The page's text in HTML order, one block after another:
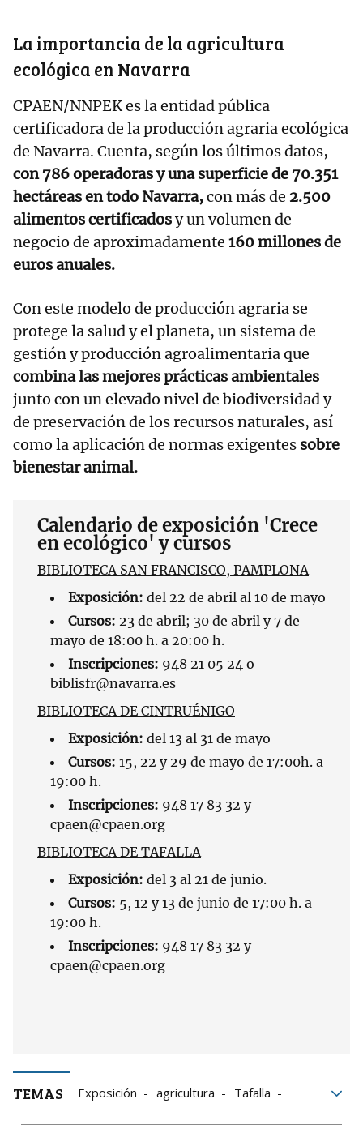
La importancia de la agricultura
ecológica en Navarra
CPAEN/NNPEK es la entidad pública
certificadora de la producción agraria ecológica
de Navarra. Cuenta, según los últimos datos,
con 786 operadoras y una superficie de 70.351
hectáreas en todo Navarra,con más de 2.500
alimentos certificadosy un volumen de
negocio de aproximadamente 160 millones de
euros anuales.
Con este modelo de producción agraria se
protege la salud y el planeta, un sistema de
gestión y producción agroalimentaria que
combina las mejores prácticas ambientales
junto con un elevado nivel de biodiversidad y
de preservación de los recursos naturales, así
como la aplicación de normas exigentes sobre
bienestar animal.
Calendario de exposición 'Crece
en ecológico' y cursos
BIBLIOTECA SAN FRANCISCO, PAMPLONA
Exposición: del 22 de abril al 10 de mayo
Cursos: 23 de abril; 30 de abril y 7 de
mayo de 18:00 h. a 20:00 h.
Inscripciones: 948 21 05 24 o
biblisfr@navarra.es
BIBLIOTECA DE CINTRUÉNIGO
Exposición: del 13 al 31 de mayo
Cursos: 15, 22 y 29 de mayo de 17:00h. a
19:00 h.
Inscripciones: 948 17 83 32 y
cpaen@cpaen.org
BIBLIOTECA DE TAFALLA
Exposición: del 3 al 21 de junio.
Cursos: 5, 12 y 13 de junio de 17:00 h. a
19:00 h.
Inscripciones: 948 17 83 32 y
cpaen@cpaen.org
TEMAS Exposición agricultura
Tafalla